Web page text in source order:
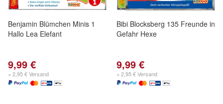
Benjamin Blümchen Minis 1
Hallo Lea Elefant
9,99 €
+ 2,95 € Versand
Bibi Blocksberg 135 Freunde in
Gefahr Hexe
9,99 €
+ 2,95 € Versand